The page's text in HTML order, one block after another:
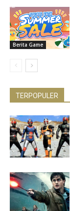
Berita Game
TERPOPULER